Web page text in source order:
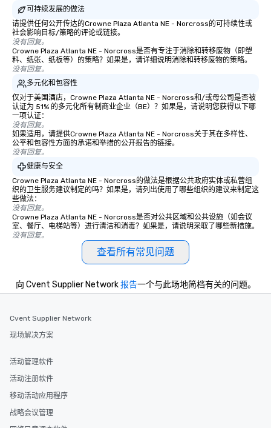
可持续发展的做法
请提供任何公开传达的Crowne Plaza Atlanta NE - Norcross的可持续性或
社会影响目标/策略的评论或链接。
没有回复。
Crowne Plaza Atlanta NE - Norcross是否有专注于消除和转移废物（即塑
料、纸张、纸板等）的策略？如果是，请详细说明消除和转移废物的策略。
没有回复。
多元化和包容性
仅对于美国酒店，Crowne Plaza Atlanta NE - Norcross和/或母公司是否被
认证为 51% 的多元化所有制商业企业（BE）？如果是，请说明您获得以下哪
一项认证：
没有回复。
如果适用，请提供Crowne Plaza Atlanta NE - Norcross关于其在多样性、
公平和包容性方面的承诺和举措的公开报告的链接。
没有回复。
健康与安全
Crowne Plaza Atlanta NE - Norcross的做法是根据公共政府实体或私营组
织的卫生服务建议制定的吗？如果是，请列出使用了哪些组织的建议来制定这
些做法：
没有回复。
Crowne Plaza Atlanta NE - Norcross是否对公共区域和公共设施（如会议
室、餐厅、电梯站等）进行清洁和消毒？如果是，请说明采取了哪些新措施。
没有回复。
查看所有常见问题
向 Cvent Supplier Network报告一个与此场地简档有关的问题。
Cvent Supplier Network
现场解决方案
活动管理软件
活动注册软件
移动活动应用程序
战略会议管理